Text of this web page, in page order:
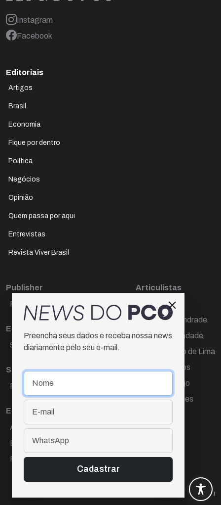
Instagram
Facebook
Editoriais
Artigos
Brasil
Economia
Fique por dentro
Política
Negócios
Opinião
Quem passa por aqui
Entrevistas
Revista Viver Brasil
Publisher
Paulo Cesar de Oliveira
Editora Chefe
Sueli Cotta
Sub-editora
Raquel Ayres
Equipe
Ana Lúcia Cortez
Eliane Hardy
Fernando Torres
Articulistas
Décio Freire
Dr Marcos Andrade
Hamilton Trindade
Igor Carvalho de Lima
Mario Campos
Renata Araújo
Wagner Gomes
Preencha seus dados e receba nossa news
diariamente pelo seu e-mail.